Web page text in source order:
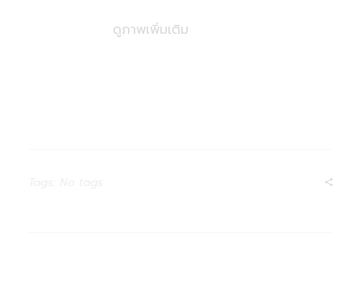
ดูภาพเพิ่มเติม